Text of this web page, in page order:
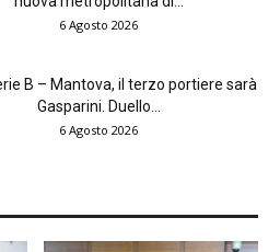
6 Agosto 2026
B – Mantova, il terzo portiere sarà
Gasparini. Duello...
6 Agosto 2026